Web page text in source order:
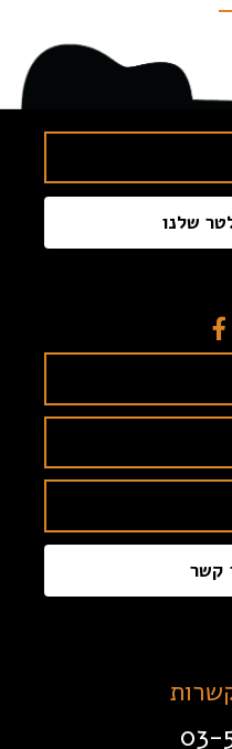
שלנו
קשר
03-